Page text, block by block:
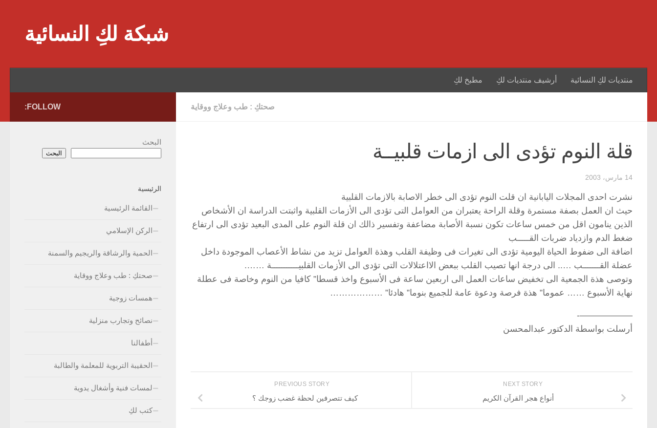
شبكة لكِ النسائية
منتديات لكِ النسائية أرشيف منتديات لكِ مطبخ لكِ
صحتكِ : طب وعلاج ووقاية
قلة النوم تؤدى الى ازمات قلبيــة
14 مارس، 2003
نشرت احدى المجلات اليابانية ان قلت النوم تؤدى الى خطر الاصابة بالازمات القلبية
حيث ان العمل بصفة مستمرة وقلة الراحة يعتبران من العوامل التى تؤدى الى الأزمات القلبية واثبتت الدراسة ان الأشخاص
الذين ينامون اقل من خمس ساعات تكون نسبة الأصابة مضاعفة وتفسير ذالك ان قلة النوم على المدى البعيد تؤدى الى ارتفاع
ضغط الدم وازدياد ضربات القـــــب
اضافة الى ضفوط الحياة اليومية تؤدى الى تغيرات فى وظيفة القلب وهذة العوامل تزيد من نشاط الأعصاب الموجودة داخل
عضلة القـــــــب ….. الى درجة انها تصيب القلب ببعض الااعتلالات التى تؤدى الى الأزمات القلبيـــــــــــة …….
وتوصى هذة الجمعية الى تخفيض ساعات العمل الى اربعين ساعة فى الأسبوع واخذ قسطا” كافيا من النوم وخاصة فى عطلة
نهاية الأسبوع …… عموما” هذة فرصة ودعوة عامة للجميع بنوما” هادئا” ………………
——————-
أرسلت بواسطة الدكتور عبدالمحسن
NEXT STORY
أنواع هجر القرآن الكريم
PREVIOUS STORY
كيف تتصرفين لحظة غضب زوجك ؟
FOLLOW:
البحث
البحث
الرئيسية
القائمة الرئيسية
الركن الإسلامي
الحمية والرشاقة والريجيم والسمنة
صحتكِ : طب وعلاج ووقاية
همسات زوجية
نصائح وتجارب منزلية
أطفالنا
الحقيبة التربوية للمعلمة والطالبة
لمسات فنية وأشغال يدوية
كتب لكِ